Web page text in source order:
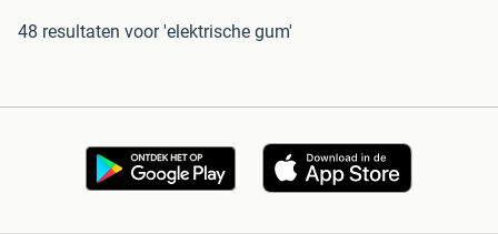
48 resultaten voor 'elektrische gum'